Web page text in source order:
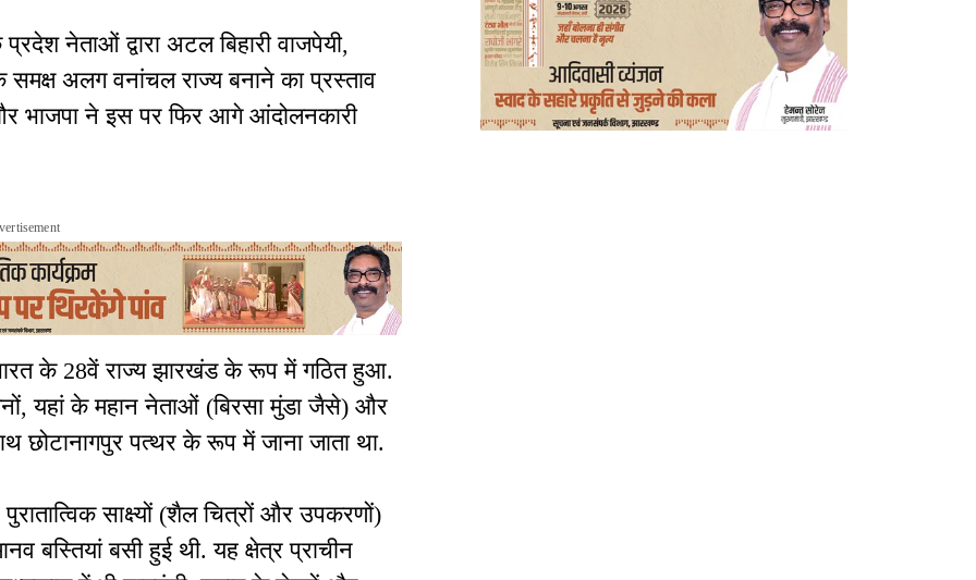
नेताओं द्वारा अटल बिहारी वाजपेयी,
अलग वनांचल राज्य बनाने का प्रस्ताव
और भाजपा ने इस पर फिर आगे आंदोलनकारी
के 28वें राज्य झारखंड के रूप में गठित हुआ.
यहां के महान नेताओं (बिरसा मुंडा जैसे) और
छोटानागपुर पत्थर के रूप में जाना जाता था.
साक्ष्यों (शैल चित्रों और उपकरणों)
बस्तियां बसी हुई थी. यह क्षेत्र प्राचीन